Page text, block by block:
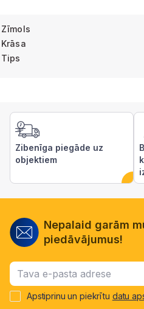
Zīmols
Krāsa
Tips
Zibenīga piegāde uz
objektiem
Nepalaid garām
piedāvājumus!
Apstiprinu un piekrītu datu